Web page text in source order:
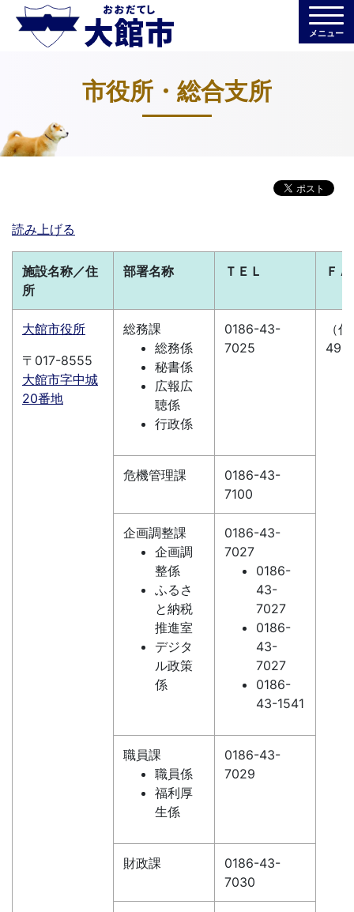
メニュー
市役所・総合支所
読み上げる
施設名称／住
所
部署名称 ＴＥＬ Ｆ
大館市役所
〒017-8555
大館市字中城
20番地
総務課
総務係
秘書係
広報広
聴係
行政係
0186-43-
7025
（
49-
危機管理課
0186-43-
7100
企画調整課
企画調
整係
ふるさ
と納税
推進室
デジタ
ル政策
係
0186-43-
7027
0186-
43-
7027
0186-
43-
7027
0186-
43-1541
職員課
職員係
福利厚
生係
0186-43-
7029
財政課
0186-43-
7030